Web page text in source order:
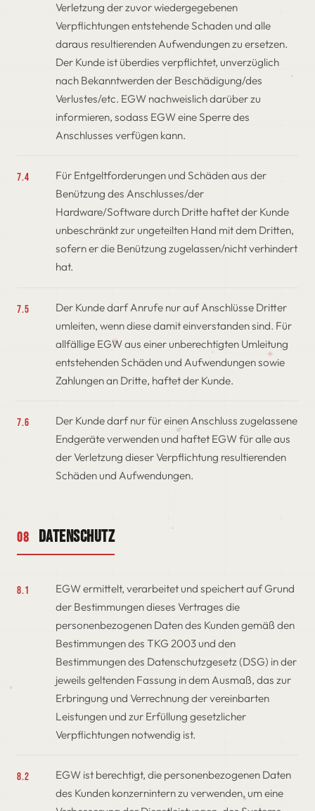
Verletzung der zuvor wiedergegebenen
Verpflichtungen entstehende Schaden und alle
daraus resultierenden Aufwendungen zu ersetzen.
Der Kunde ist überdies verpflichtet, unverzüglich
nach Bekanntwerden der Beschädigung/des
Verlustes/etc. EGW nachweislich darüber zu
informieren, sodass EGW eine Sperre des
Anschlusses verfügen kann.
7.4
Für Entgeltforderungen und Schäden aus der
Benützung des Anschlusses/der
Hardware/Software durch Dritte haftet der Kunde
unbeschränkt zur ungeteilten Hand mit dem Dritten,
sofern er die Benützung zugelassen/nicht verhindert
hat.
7.5
Der Kunde darf Anrufe nur auf Anschlüsse Dritter
umleiten, wenn diese damit einverstanden sind. Für
allfällige EGW aus einer unberechtigten Umleitung
entstehenden Schäden und Aufwendungen sowie
Zahlungen an Dritte, haftet der Kunde.
7.6
Der Kunde darf nur für einen Anschluss zugelassene
Endgeräte verwenden und haftet EGW für alle aus
der Verletzung dieser Verpflichtung resultierenden
Schäden und Aufwendungen.
08 Datenschutz
8.1
EGW ermittelt, verarbeitet und speichert auf Grund
der Bestimmungen dieses Vertrages die
personenbezogenen Daten des Kunden gemäß den
Bestimmungen des TKG 2003 und den
Bestimmungen des Datenschutzgesetz (DSG) in der
jeweils geltenden Fassung in dem Ausmaß, das zur
Erbringung und Verrechnung der vereinbarten
Leistungen und zur Erfüllung gesetzlicher
Verpflichtungen notwendig ist.
8.2
EGW ist berechtigt, die personenbezogenen Daten
des Kunden konzernintern zu verwenden, um eine